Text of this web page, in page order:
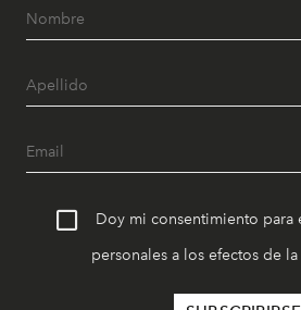
Doy mi consentimiento para
personales a los efectos de la